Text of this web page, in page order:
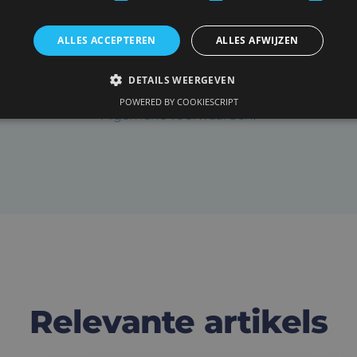
de bovenstaande knop te klikken gaat u akkoord
Algemene voorwaarden.
Relevante artikels
ALLES ACCEPTEREN ALLES AFWIJZEN
DETAILS WEERGEVEN
POWERED BY COOKIESCRIPT